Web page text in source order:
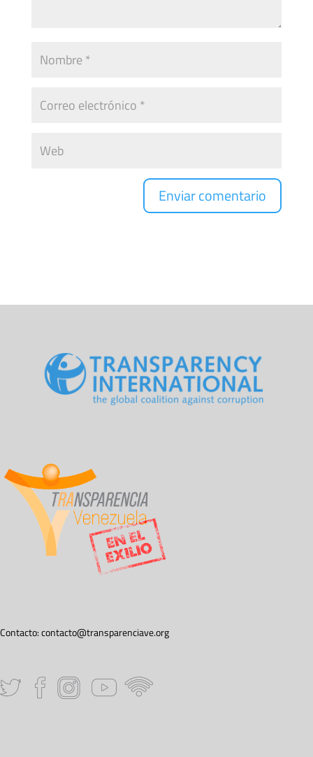
Contacto:contacto@transparenciave.org